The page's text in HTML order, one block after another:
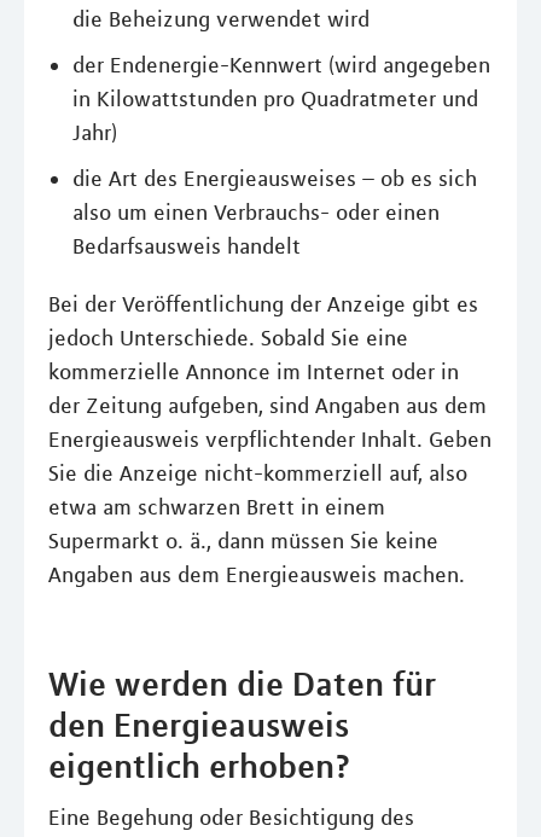
die Beheizung verwendet wird
der Endenergie-Kennwert (wird angegeben
in Kilowattstunden pro Quadratmeter und
Jahr)
die Art des Energieausweises – ob es sich
also um einen Verbrauchs- oder einen
Bedarfsausweis handelt
Bei der Veröffentlichung der Anzeige gibt es
jedoch Unterschiede. Sobald Sie eine
kommerzielle Annonce im Internet oder in
der Zeitung aufgeben, sind Angaben aus dem
Energieausweis verpflichtender Inhalt. Geben
Sie die Anzeige nicht-kommerziell auf, also
etwa am schwarzen Brett in einem
Supermarkt o. ä., dann müssen Sie keine
Angaben aus dem Energieausweis machen.
Wie werden die Daten für
den Energieausweis
eigentlich erhoben?
Eine Begehung oder Besichtigung des